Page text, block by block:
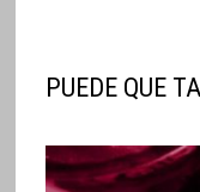
PUEDE QUE